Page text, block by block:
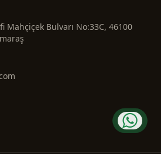
Mahçiçek Bulvarı No:33C, 46100